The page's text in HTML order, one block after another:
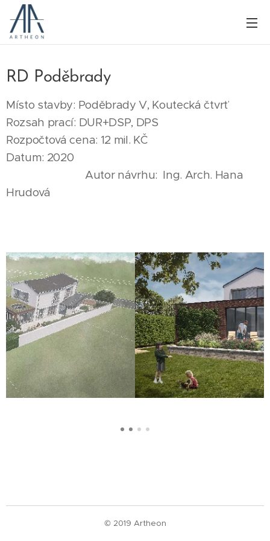
RD Poděbrady
Místo stavby: Poděbrady V, Koutecká čtvrť
Rozsah prací: DUR+DSP, DPS
Rozpočtová cena: 12 mil. KČ
Datum: 2020
Autor návrhu: Ing. Arch. Hana
Hrudová
© 2019 Artheon